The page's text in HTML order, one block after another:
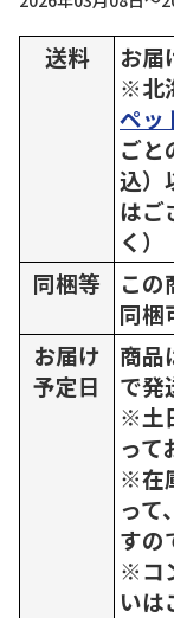
送料
お届
※北
ペッ
ごと
込）
はご
く）
同梱等
この
同梱
お届け
予定日
商品
で発
※土
って
※在
って
すの
※コ
いは